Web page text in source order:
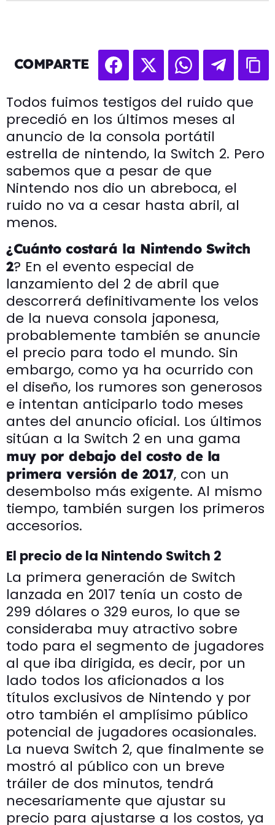
COMPARTE
Todos fuimos testigos del ruido que
precedió en los últimos meses al
anuncio de la consola portátil
estrella de nintendo, la Switch 2. Pero
sabemos que a pesar de que
Nintendo nos dio un abreboca, el
ruido no va a cesar hasta abril, al
menos.
¿Cuánto costará la Nintendo Switch
2? En el evento especial de
lanzamiento del 2 de abril que
descorrerá definitivamente los velos
de la nueva consola japonesa,
probablemente también se anuncie
el precio para todo el mundo. Sin
embargo, como ya ha ocurrido con
el diseño, los rumores son generosos
e intentan anticiparlo todo meses
antes del anuncio oficial. Los últimos
sitúan a la Switch 2 en una gama
muy por debajo del costo de la
primera versión de 2017, con un
desembolso más exigente. Al mismo
tiempo, también surgen los primeros
accesorios.
El precio de la Nintendo Switch 2
La primera generación de Switch
lanzada en 2017 tenía un costo de
299 dólares o 329 euros, lo que se
consideraba muy atractivo sobre
todo para el segmento de jugadores
al que iba dirigida, es decir, por un
lado todos los aficionados a los
títulos exclusivos de Nintendo y por
otro también el amplísimo público
potencial de jugadores ocasionales.
La nueva Switch 2, que finalmente se
mostró al público con un breve
tráiler de dos minutos, tendrá
necesariamente que ajustar su
precio para ajustarse a los costos, ya